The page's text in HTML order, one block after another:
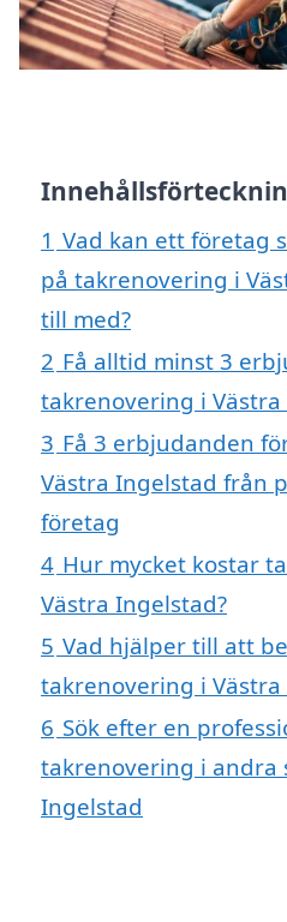
1 Vad kan ett företag
på takrenovering i
till med?
2 Få alltid minst 3
takrenovering i
3 Få 3 erbjudanden
Västra Ingelstad från
företag
4 Hur mycket kostar
Västra Ingelstad?
5 Vad hjälper till att
takrenovering i Västra
6 Sök efter en
takrenovering i andra
Ingelstad